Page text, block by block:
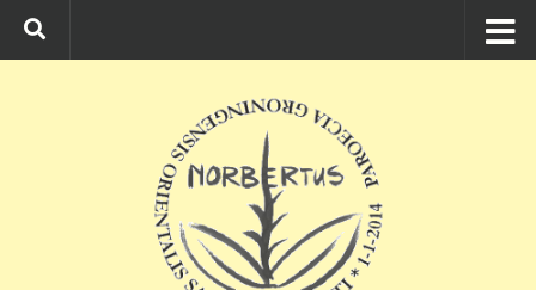
Ga naar de inhoud